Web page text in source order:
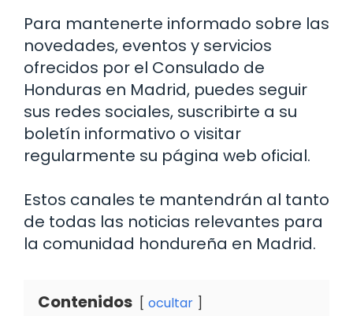
Para mantenerte informado sobre las
novedades, eventos y servicios
ofrecidos por el Consulado de
Honduras en Madrid, puedes seguir
sus redes sociales, suscribirte a su
boletín informativo o visitar
regularmente su página web oficial.
Estos canales te mantendrán al tanto
de todas las noticias relevantes para
la comunidad hondureña en Madrid.
Contenidos ocultar